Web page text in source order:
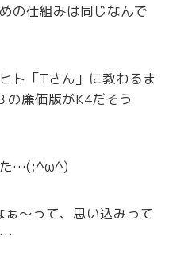
の仕組みは同じなんで
ト「Tさん」に教わるま
の廉価版がK4だそう
た…(;^ω^)
～って、思い込みって
…